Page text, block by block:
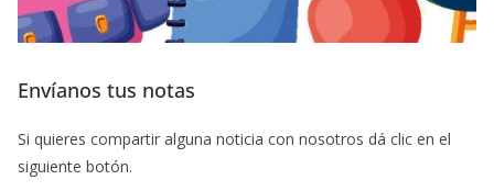
Envíanos tus notas
Si quieres compartir alguna noticia con nosotros dá clic en el
siguiente botón.